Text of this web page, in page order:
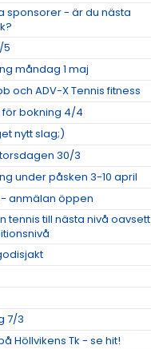
sponsorer - är du nästa
5
måndag 1 maj
och ADV-X Tennis fitness
bokning 4/4
nytt slag;)
30/3
under påsken 3-10 april
anmälan öppen
tennis till nästa nivå oavsett
7/3
Höllvikens Tk - se hit!